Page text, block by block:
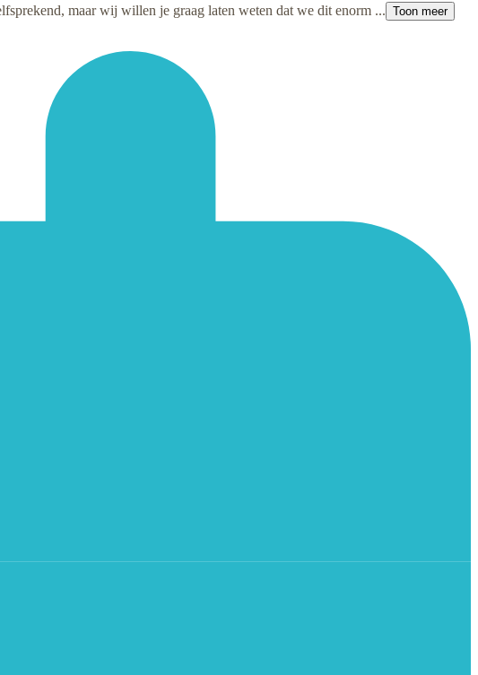
maar wij willen je graag laten weten dat we dit enorm ... Toon meer